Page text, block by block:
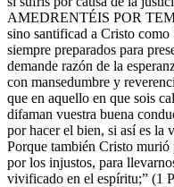
AMEDRENTÉIS POR
sino santificad a Cristo como
siempre preparados para
demande razón de la
con mansedumbre y
que en aquello en que sois
difaman vuestra buena
por hacer el bien, si así es la
Porque también Cristo murió
por los injustos, para
vivificado en el espíritu;” (1